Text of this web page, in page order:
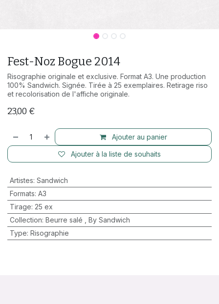
Fest-Noz Bogue 2014
Risographie originale et exclusive. Format A3. Une production
100% Sandwich. Signée. Tirée à 25 exemplaires. Retirage riso
et recolorisation de l'affiche originale.
23,00 €
Ajouter au panier
Ajouter à la liste de souhaits
Artistes: Sandwich
Formats: A3
Tirage: 25 ex
Collection: Beurre salé
By Sandwich
Type: Risographie